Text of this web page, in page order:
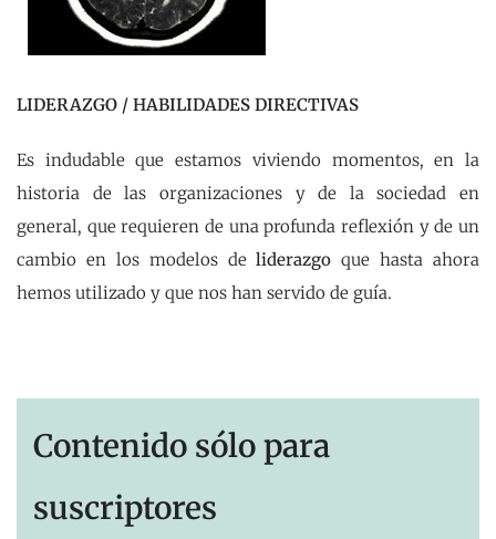
LIDERAZGO / HABILIDADES DIRECTIVAS
Es indudable que estamos viviendo momentos, en la
historia de las organizaciones y de la sociedad en
general, que requieren de una profunda reflexión y de un
cambio en los modelos deliderazgo que hasta ahora
hemos utilizado y que nos han servido de guía.
Contenido sólo para
suscriptores